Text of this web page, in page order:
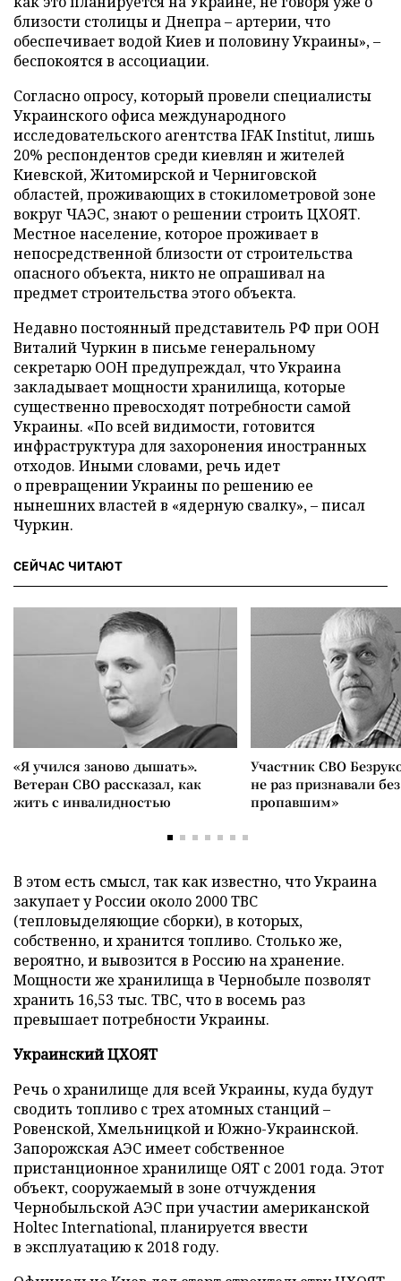
близости столицы и Днепра – артерии, что
обеспечивает водой Киев и половину Украины», –
беспокоятся в ассоциации.
Согласно опросу, который провели специалисты
Украинского офиса международного
исследовательского агентства IFAK Institut, лишь
20% респондентов среди киевлян и жителей
Киевской, Житомирской и Черниговской
областей, проживающих в стокилометровой зоне
вокруг ЧАЭС, знают о решении строить ЦХОЯТ.
Местное население, которое проживает в
непосредственной близости от строительства
опасного объекта, никто не опрашивал на
предмет строительства этого объекта.
Недавно постоянный представитель РФ при ООН
Виталий Чуркин в письме генеральному
секретарю ООН предупреждал, что Украина
закладывает мощности хранилища, которые
существенно превосходят потребности самой
Украины. «По всей видимости, готовится
инфраструктура для захоронения иностранных
отходов. Иными словами, речь идет
о превращении Украины по решению ее
нынешних властей в «ядерную свалку», – писал
Чуркин.
СЕЙЧАС ЧИТАЮТ
«Я учился заново дышать».
Ветеран СВО рассказал, как
жить с инвалидностью
Участник СВО
не раз признавали
пропавшим»
В этом есть смысл, так как известно, что Украина
закупает у России около 2000 ТВС
(тепловыделяющие сборки), в которых,
собственно, и хранится топливо. Столько же,
вероятно, и вывозится в Россию на хранение.
Мощности же хранилища в Чернобыле позволят
хранить 16,53 тыс. ТВС, что в восемь раз
превышает потребности Украины.
Украинский ЦХОЯТ
Речь о хранилище для всей Украины, куда будут
сводить топливо с трех атомных станций –
Ровенской, Хмельницкой и Южно-Украинской.
Запорожская АЭС имеет собственное
пристанционное хранилище ОЯТ с 2001 года. Этот
объект, сооружаемый в зоне отчуждения
Чернобыльской АЭС при участии американской
Holtec International, планируется ввести
в эксплуатацию к 2018 году.